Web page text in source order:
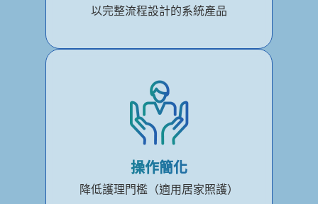
以完整流程設計的系統產品
操作簡化
降低護理門檻（適用居家照護）